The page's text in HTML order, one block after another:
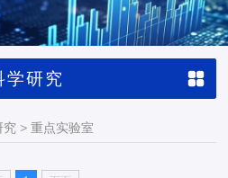
学研究
究 > 重点实验室